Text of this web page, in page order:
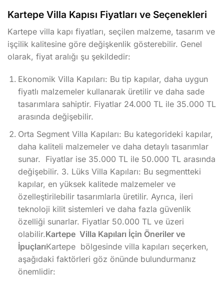
Kartepe Villa Kapısı Fiyatları ve Seçenekleri
Kartepe villa kapı fiyatları, seçilen malzeme, tasarım ve
işçilik kalitesine göre değişkenlik gösterebilir. Genel
olarak, fiyat aralığı şu şekildedir:
Ekonomik Villa Kapıları: Bu tip kapılar, daha uygun
fiyatlı malzemeler kullanarak üretilir ve daha sade
tasarımlara sahiptir. Fiyatlar 24.000 TL ile 35.000 TL
arasında değişebilir.
Orta Segment Villa Kapıları: Bu kategorideki kapılar,
daha kaliteli malzemeler ve daha detaylı tasarımlar
sunar. Fiyatlar ise 35.000 TL ile 50.000 TL arasında
değişebilir. 3. Lüks Villa Kapıları: Bu segmentteki
kapılar, en yüksek kalitede malzemeler ve
özelleştirilebilir tasarımlarla üretilir. Ayrıca, ileri
teknoloji kilit sistemleri ve daha fazla güvenlik
özelliği sunarlar. Fiyatlar 50.000 TL ve üzeri
olabilir.Kartepe Villa Kapıları İçin Öneriler ve
İpuçlarıKartepe bölgesinde villa kapıları seçerken,
aşağıdaki faktörleri göz önünde bulundurmanız
önemlidir: